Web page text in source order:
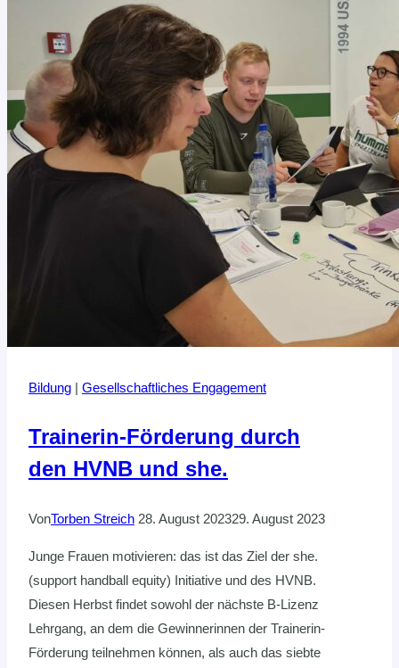
und
spanische
5:1
Bildung | Gesellschaftliches Engagement
Trainerin-Förderung durch
den HVNB und she.
VonTorben Streich 28. August 202329. August 2023
Junge Frauen motivieren: das ist das Ziel der she.
(support handball equity) Initiative und des HVNB.
Diesen Herbst findet sowohl der nächste B-Lizenz
Lehrgang, an dem die Gewinnerinnen der Trainerin-
Förderung teilnehmen können, als auch das siebte